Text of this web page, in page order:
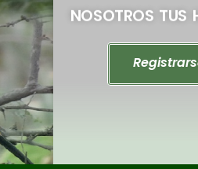
NOSOTROS TUS